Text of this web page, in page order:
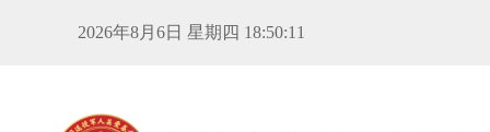
2026年8月6日 星期四 18:50:11